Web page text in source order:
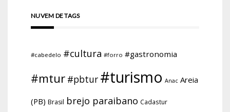
NUVEM DE TAGS
#cabedelo #cultura #forro #gastronomia
#mtur #pbtur #turismo Anac Areia
(PB) Brasil brejo paraibano Cadastur